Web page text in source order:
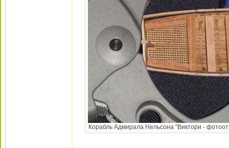
Корабль Адмирала Нельсона "Виктори -